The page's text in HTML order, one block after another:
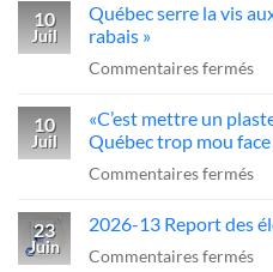
un
au
10
Juil
Québec serre la vis
rabais »
Commentaires ferméssur
la
vis
de
10
Juil
«C’est mettre un
Québec trop mou
Commentaires ferméssur
un
23
Juin
2026-13 Report des
Commentaires ferméssur